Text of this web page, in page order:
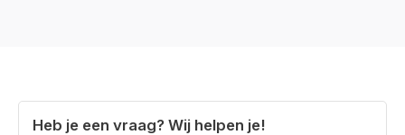
Heb je een vraag? Wij helpen je!